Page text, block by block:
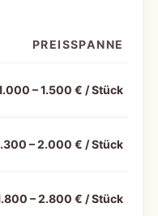
PREISSPANNE
– 1.500 € / Stück
– 2.000 € / Stück
– 2.800 € / Stück